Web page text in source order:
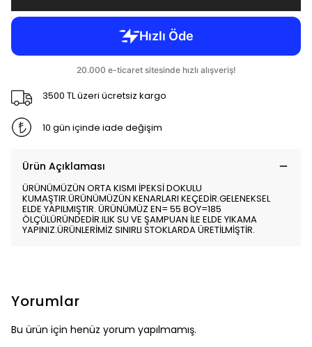
3500 TL üzeri ücretsiz kargo
10 gün içinde iade değişim
Ürün Açıklaması
ÜRÜNÜMÜZÜN ORTA KISMI İPEKSİ DOKULU
KUMAŞTIR.ÜRÜNÜMÜZÜN KENARLARI KEÇEDİR.GELENEKSEL
ELDE YAPILMIŞTIR. ÜRÜNÜMÜZ EN= 55 BOY=185
ÖLÇÜLÜRÜNDEDİR.ILIK SU VE ŞAMPUAN İLE ELDE YIKAMA
YAPINIZ.ÜRÜNLERİMİZ SINIRLI STOKLARDA ÜRETİLMİŞTİR.
Yorumlar
Bu ürün için henüz yorum yapılmamış.